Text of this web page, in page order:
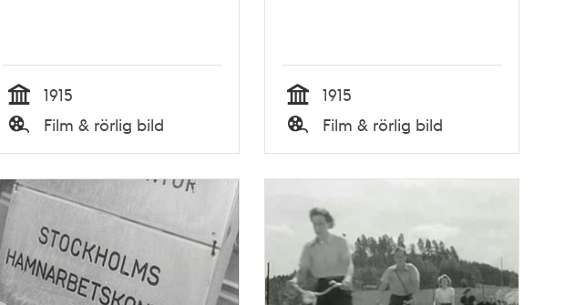
Tid
1915
Typ
Film & rörlig bild Tid
1915
Typ
Film & rörlig bild